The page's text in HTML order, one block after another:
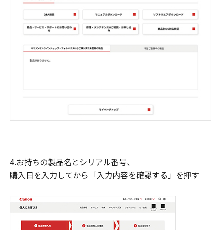
4.お持ちの製品名とシリアル番号、
購入日を入力してから「入力内容を確認する」を押す